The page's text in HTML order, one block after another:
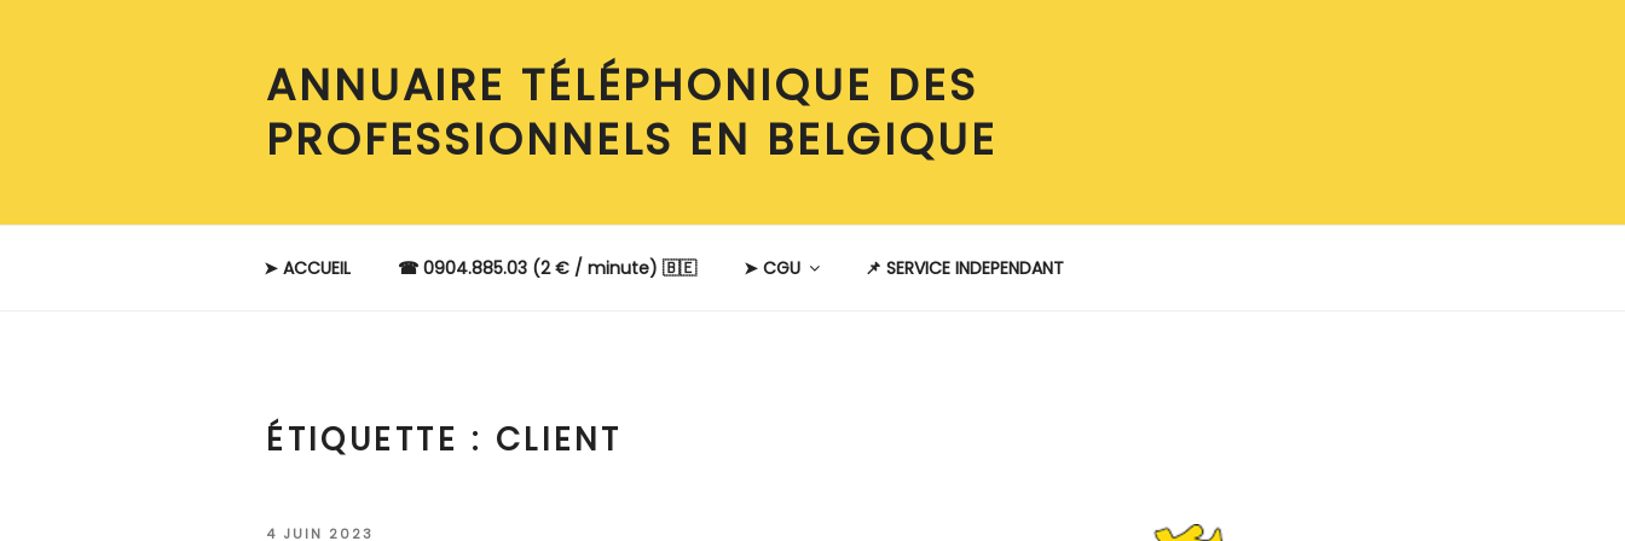
ANNUAIRE TÉLÉPHONIQUE DES
PROFESSIONNELS EN BELGIQUE
➤ ACCUEIL ☎ 0904.885.03 (2 € / minute) 🇧🇪 ➤ CGU 📌 SERVICE INDEPENDANT
ÉTIQUETTE : CLIENT
PUBLIÉ
4 JUIN 2023